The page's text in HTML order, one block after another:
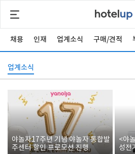
채용 인재 업계소식 구매/견적
업계소식
야놀자17주년 기념 야놀자 통합발
주센터 할인 프로모션 진행
<야
성전